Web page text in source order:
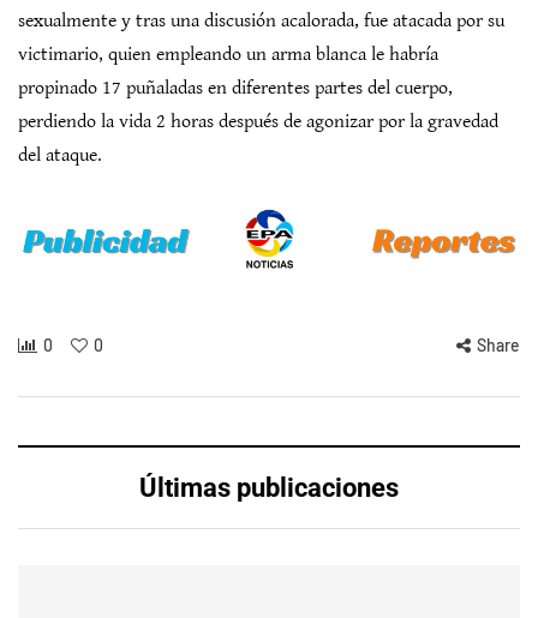
sexualmente y tras una discusión acalorada, fue atacada por su
victimario, quien empleando un arma blanca le habría
propinado 17 puñaladas en diferentes partes del cuerpo,
perdiendo la vida 2 horas después de agonizar por la gravedad
del ataque.
0 0 Share
Últimas publicaciones